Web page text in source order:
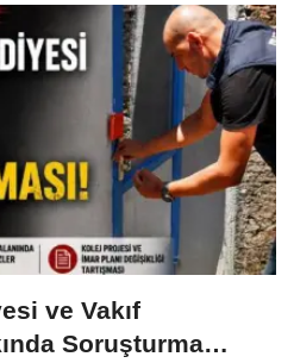
ve Vakıf
Soruşturma